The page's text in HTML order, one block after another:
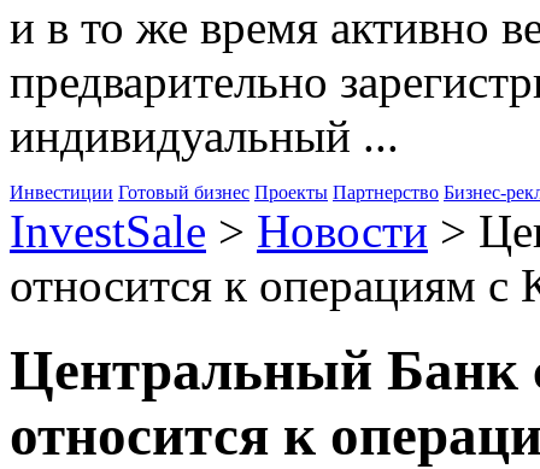
и в то же время активно
предварительно
индивидуальный ...
Инвестиции Готовый бизнес Проекты Партнерство Бизнес-
InvestSale > Новости >
относится к операциям с
Центральный Банк
относится к